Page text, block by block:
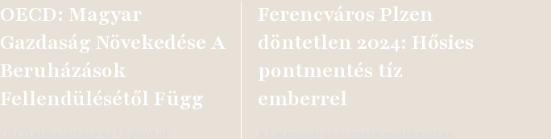
OECD: Magyar
Gazdaság Növekedése A
Beruházások
Fellendülésétől Függ
Ferencváros Plzen
döntetlen 2024: Hősies
pontmentés tíz
emberrel